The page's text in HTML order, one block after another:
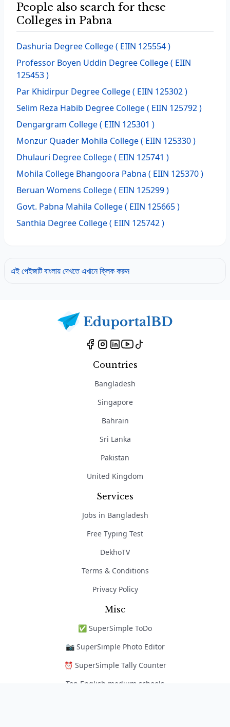
People also search for these
Colleges in Pabna
Dashuria Degree College( EIIN 125554 )
Professor Boyen Uddin Degree College( EIIN
125453 )
Par Khidirpur Degree College( EIIN 125302 )
Selim Reza Habib Degree College( EIIN 125792 )
Dengargram College( EIIN 125301 )
Monzur Quader Mohila College( EIIN 125330 )
Dhulauri Degree College( EIIN 125741 )
Mohila College Bhangoora Pabna ( EIIN 125370 )
Beruan Womens College( EIIN 125299 )
Govt. Pabna Mahila College( EIIN 125665 )
Santhia Degree College( EIIN 125742 )
এই পেইজটি বাংলায় দেখতে এখানে ক্লিক করুন
Countries
Bangladesh
Singapore
Bahrain
Sri Lanka
Pakistan
United Kingdom
Services
Jobs in Bangladesh
Free Typing Test
DekhoTV
Terms & Conditions
Privacy Policy
Misc
✅ SuperSimple ToDo
📷 SuperSimple Photo Editor
⏰ SuperSimple Tally Counter
Top English medium schools